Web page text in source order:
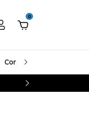
0
Contacto